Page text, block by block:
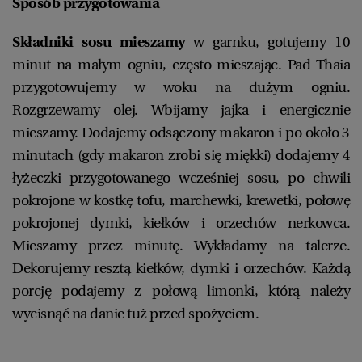
Składniki sosu mieszamyw garnku, gotujemy 10
minut na małym ogniu, często mieszając. Pad Thaia
przygotowujemy w woku na dużym ogniu.
Rozgrzewamy olej. Wbijamy jajka i energicznie
mieszamy. Dodajemy odsączony makaron i po około 3
minutach (gdy makaron zrobi się miękki) dodajemy 4
łyżeczki przygotowanego wcześniej sosu, po chwili
pokrojone w kostkę tofu, marchewki, krewetki, połowę
pokrojonej dymki, kiełków i orzechów nerkowca.
Mieszamy przez minutę. Wykładamy na talerze.
Dekorujemy resztą kiełków, dymki i orzechów. Każdą
porcję podajemy z połową limonki, którą należy
wycisnąć na danie tuż przed spożyciem.